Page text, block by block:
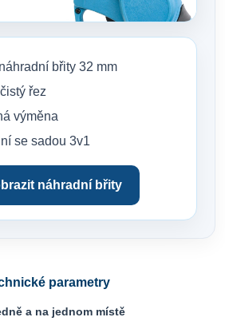
břity 32 mm
řez
výměna
se sadou 3v1
náhradní břity
parametry
a na jednom místě